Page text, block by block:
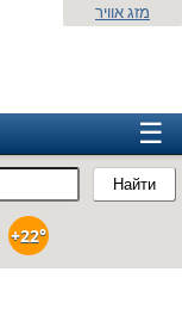
Найти
מזג אוויר
☰
+22°